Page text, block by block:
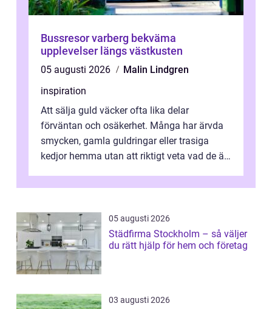
Bussresor varberg bekväma
upplevelser längs västkusten
05 augusti 2026
Malin Lindgren
inspiration
Att sälja guld väcker ofta lika delar
förväntan och osäkerhet. Många har ärvda
smycken, gamla guldringar eller trasiga
kedjor hemma utan att riktigt veta vad de är
05 augusti 2026
Städfirma Stockholm – så väljer
du rätt hjälp för hem och företag
03 augusti 2026